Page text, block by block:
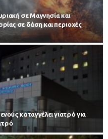
σε Μαγνησία και
σε δάση και περιοχές
καταγγέλει γιατρό για